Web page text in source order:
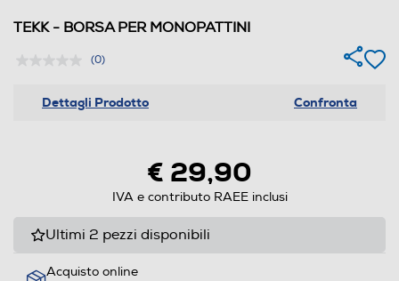
TEKK - BORSA PER MONOPATTINI
(0)
Dettagli Prodotto Confronta
€ 29,90
IVA e contributo RAEE inclusi
Ultimi 2 pezzi disponibili
Acquisto online